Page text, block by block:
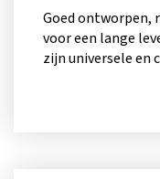
Goed ontworpen,
voor een lange
zijn universele en